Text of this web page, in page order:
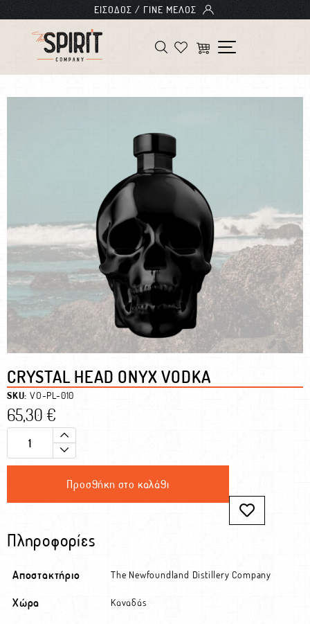
CRYSTAL HEAD ONYX VODKA
SKU: VO-PL-010
65,30€
Προσθήκη στο καλάθι
Πληροφορίες
Αποστακτήριο The Newfoundland Distillery Company
Χώρα Καναδάς